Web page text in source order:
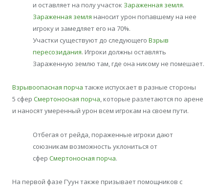
и оставляет на полу участок Зараженная земля.
Зараженная земля наносит урон попавшему на нее
игроку и замедляет его на 70%.
Участки существуют до следующего Взрыв
пересозидания. Игроки должны оставлять
Зараженную землю там, где она никому не помешает.
Взрывоопасная порча также испускает в разные стороны
5 сфер Смертоносная порча, которые разлетаются по арене
и наносят умеренный урон всем игрокам на своем пути.
Отбегая от рейда, пораженные игроки дают
союзникам возможность уклониться от
сфер Смертоносная порча.
На первой фазе Г’уун также призывает помощников с